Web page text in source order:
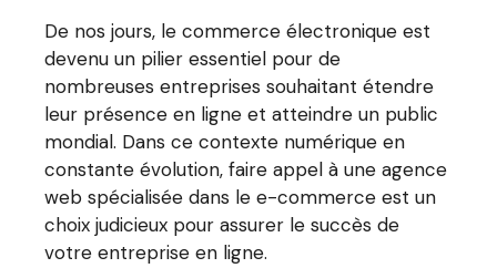
De nos jours, le commerce électronique est
devenu un pilier essentiel pour de
nombreuses entreprises souhaitant étendre
leur présence en ligne et atteindre un public
mondial. Dans ce contexte numérique en
constante évolution, faire appel à une agence
web spécialisée dans le e-commerce est un
choix judicieux pour assurer le succès de
votre entreprise en ligne.